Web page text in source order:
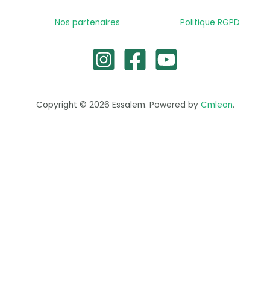
Nos partenaires Politique RGPD
Copyright © 2026 Essalem. Powered by Cmleon.